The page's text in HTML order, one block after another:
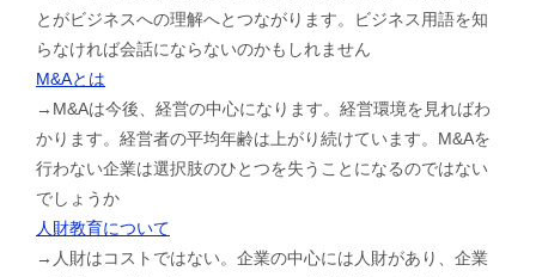
とがビジネスへの理解へとつながります。ビジネス用語を知
らなければ会話にならないのかもしれません
M&Aとは
→M&Aは今後、経営の中心になります。経営環境を見ればわ
かります。経営者の平均年齢は上がり続けています。M&Aを
行わない企業は選択肢のひとつを失うことになるのではない
でしょうか
人財教育について
→人財はコストではない。企業の中心には人財があり、企業